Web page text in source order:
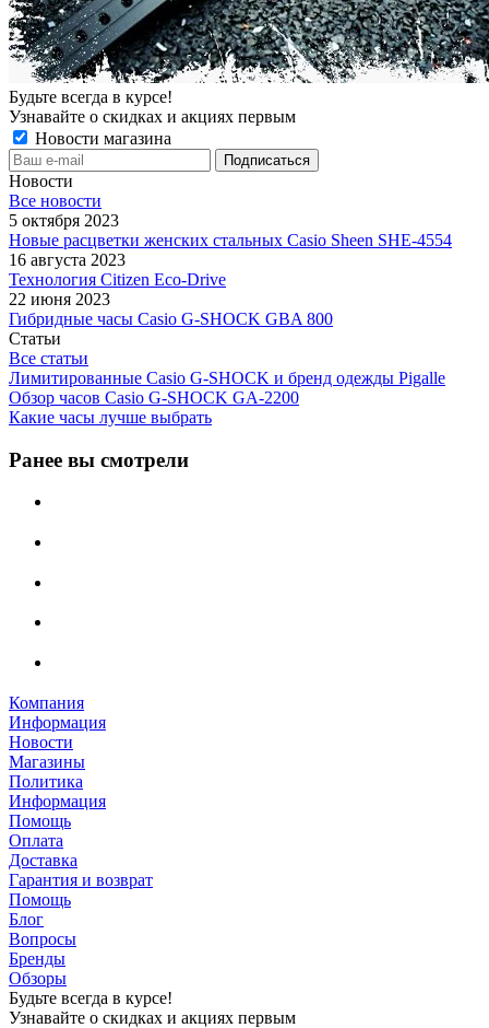
Будьте всегда в курсе!
Узнавайте о скидках и акциях первым
Новости магазина
Новости
Все новости
5 октября 2023
Новые расцветки женских стальных Casio Sheen SHE-4554
16 августа 2023
Технология Citizen Eco-Drive
22 июня 2023
Гибридные часы Casio G-SHOCK GBA 800
Статьи
Все статьи
Лимитированные Casio G-SHOCK и бренд одежды Pigalle
Обзор часов Casio G-SHOCK GA-2200
Какие часы лучше выбрать
Ранее вы смотрели
Компания
Информация
Новости
Магазины
Политика
Информация
Помощь
Оплата
Доставка
Гарантия и возврат
Помощь
Блог
Вопросы
Бренды
Обзоры
Будьте всегда в курсе!
Узнавайте о скидках и акциях первым